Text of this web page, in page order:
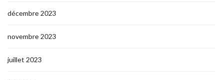
décembre 2023
novembre 2023
juillet 2023